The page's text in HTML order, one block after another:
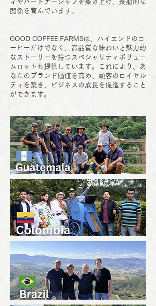
ィやパートナーシップを築き上げ、長期的な
関係を育んでいます。
GOOD COFFEE FARMSは、ハイエンドのコ
ーヒーだけでなく、高品質な味わいと魅力的
なストーリーを持つスペシャリティボリュー
ムロットも提供しています。これにより、あ
なたのブランド価値を高め、顧客のロイヤル
ティを築き、ビジネスの成長を促進すること
ができます。